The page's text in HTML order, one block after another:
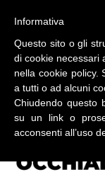
BLOG SU OCCHIALI DA
Informativa
Questo sito o gli
di cookie necessari
nella cookie policy.
a tutti o ad alcuni
Chiudendo questo
su un link o
acconsenti all’uso